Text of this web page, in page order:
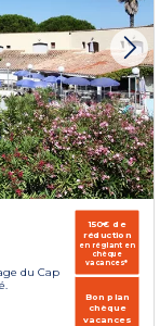
du Cap
150€ de
réduction
en réglant en
chèque
vacances*
Bon plan
chèque
vacances